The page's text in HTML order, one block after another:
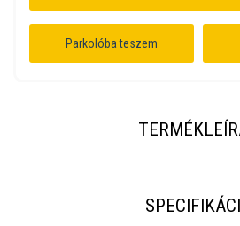
Parkolóba teszem